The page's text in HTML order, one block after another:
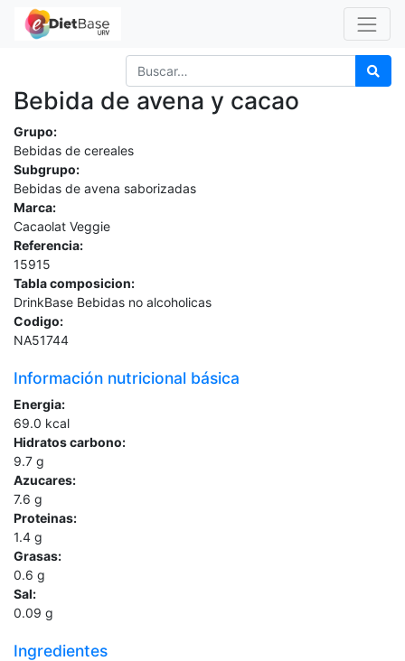
Bebida de avena y cacao
Grupo:
Bebidas de cereales
Subgrupo:
Bebidas de avena saborizadas
Marca:
Cacaolat Veggie
Referencia:
15915
Tabla composicion:
DrinkBase Bebidas no alcoholicas
Codigo:
NA51744
Información nutricional básica
Energia:
69.0 kcal
Hidratos carbono:
9.7 g
Azucares:
7.6 g
Proteinas:
1.4 g
Grasas:
0.6 g
Sal:
0.09 g
Ingredientes